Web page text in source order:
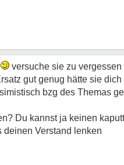
versuche sie zu
gut genug hätte sie
bzg des Themas
Du kannst ja keinen
deinen Verstand lenken